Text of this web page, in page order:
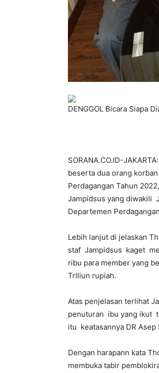
DENGGOL Bicara Siapa
SORANA.CO.ID-
beserta dua orang
Perdagangan Tahun
Jampidsus yang diwakili
Departemen
Lebih lanjut di jelaskan
staf Jampidsus kaget
ribu para member yang
Trlliun rupiah.
Atas penjelasan terlihat
penuturan ibu yang ikut
itu keatasannya DR Asep
Dengan harapann kata
membuka tabir